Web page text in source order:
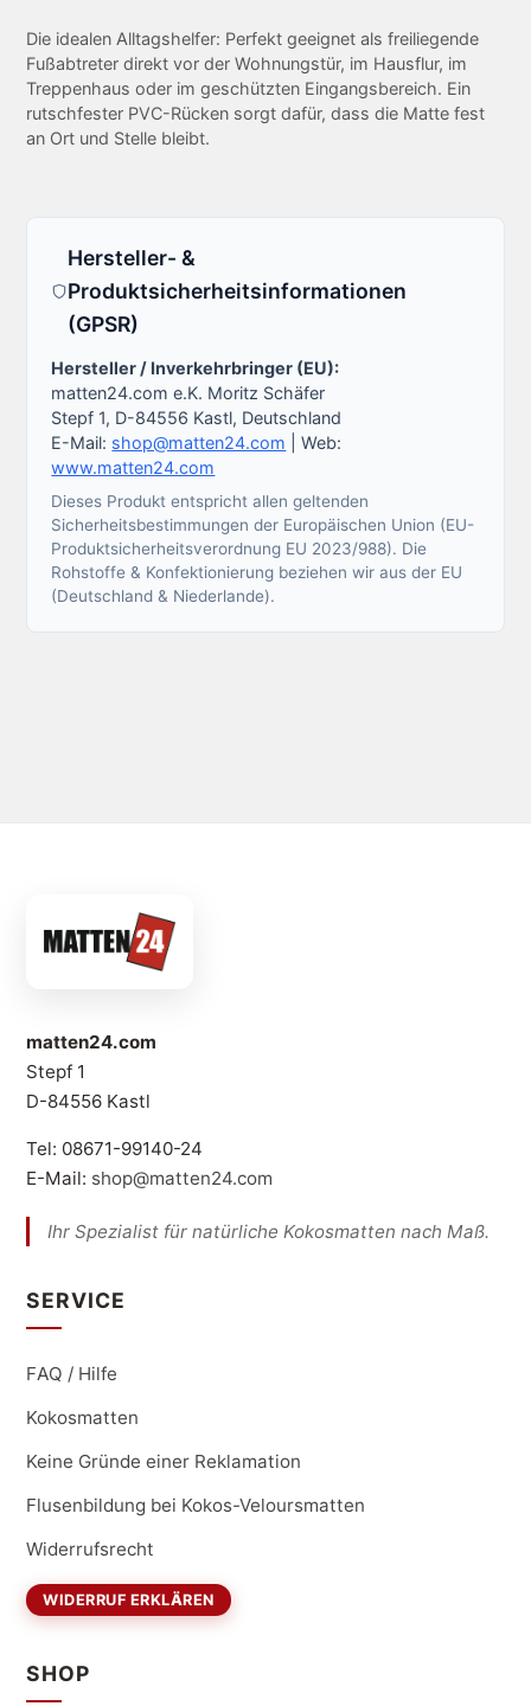
Die idealen Alltagshelfer: Perfekt geeignet als freiliegende
Fußabtreter direkt vor der Wohnungstür, im Hausflur, im
Treppenhaus oder im geschützten Eingangsbereich. Ein
rutschfester PVC-Rücken sorgt dafür, dass die Matte fest
an Ort und Stelle bleibt.
Hersteller- &
Produktsicherheitsinformationen
(GPSR)
Hersteller / Inverkehrbringer (EU):
matten24.com e.K. Moritz Schäfer
Stepf 1, D-84556 Kastl, Deutschland
E-Mail: shop@matten24.com | Web:
www.matten24.com
Dieses Produkt entspricht allen geltenden
Sicherheitsbestimmungen der Europäischen Union (EU-
Produktsicherheitsverordnung EU 2023/988). Die
Rohstoffe & Konfektionierung beziehen wir aus der EU
(Deutschland & Niederlande).
matten24.com
Stepf 1
D-84556 Kastl
Tel: 08671-99140-24
E-Mail: shop@matten24.com
Ihr Spezialist für natürliche Kokosmatten nach Maß.
SERVICE
FAQ / Hilfe
Kokosmatten
Keine Gründe einer Reklamation
Flusenbildung bei Kokos-Veloursmatten
Widerrufsrecht
WIDERRUF ERKLÄREN
SHOP